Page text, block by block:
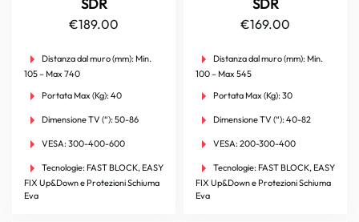
SDR
€189.00
Distanza dal muro (mm): Min.
105 – Max 740
Portata Max (Kg): 40
Dimensione TV (“): 50-86
VESA: 300-400-600
Tecnologie: FAST BLOCK, EASY
FIX Up&Down e Protezioni Schiuma
Eva
SDR
€169.00
Distanza dal muro (mm): Min.
100 – Max 545
Portata Max (Kg): 30
Dimensione TV (“): 40-82
VESA: 200-300-400
Tecnologie: FAST BLOCK, EASY
FIX Up&Down e Protezioni Schiuma
Eva